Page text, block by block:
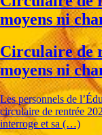
moyens ni
Circulaire de
moyens ni
Les personnels de
circulaire de rentrée
interroge et sa (…)